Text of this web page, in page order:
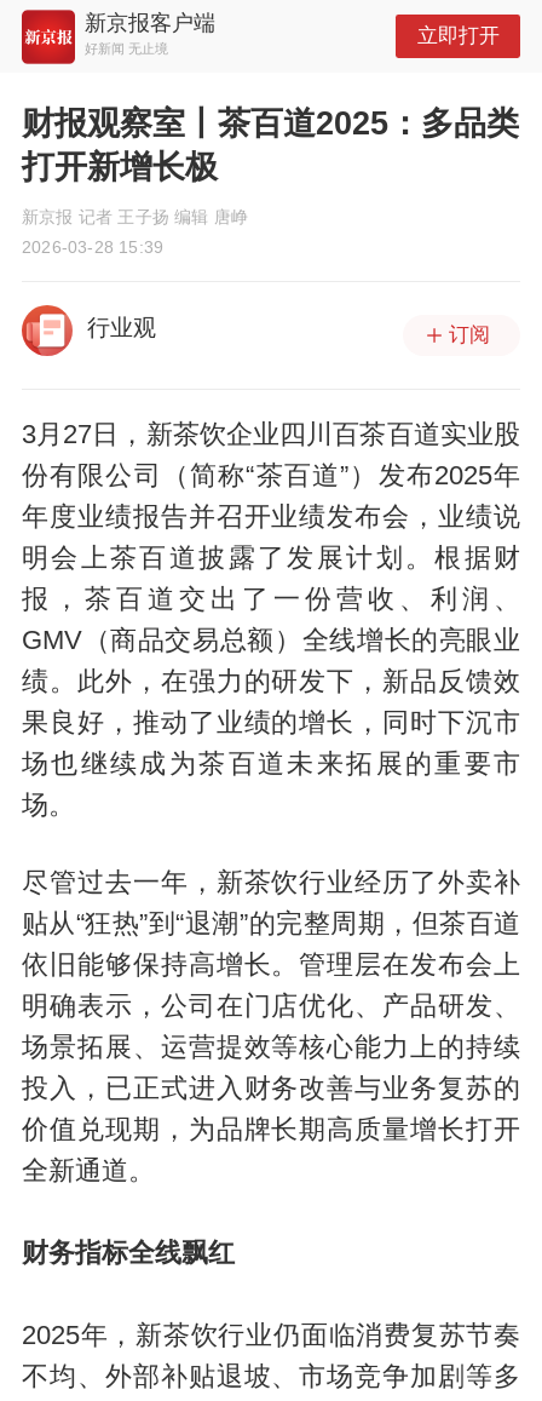
新京报客户端
好新闻 无止境
立即打开
财报观察室丨茶百道2025：多品类
打开新增长极
新京报 记者 王子扬 编辑 唐峥
2026-03-28 15:39
行业观 订阅
3月27日，新茶饮企业四川百茶百道实业股
份有限公司（简称“茶百道”）发布2025年
年度业绩报告并召开业绩发布会，业绩说
明会上茶百道披露了发展计划。根据财
报，茶百道交出了一份营收、利润、
GMV（商品交易总额）全线增长的亮眼业
绩。此外，在强力的研发下，新品反馈效
果良好，推动了业绩的增长，同时下沉市
场也继续成为茶百道未来拓展的重要市
场。
尽管过去一年，新茶饮行业经历了外卖补
贴从“狂热”到“退潮”的完整周期，但茶百道
依旧能够保持高增长。管理层在发布会上
明确表示，公司在门店优化、产品研发、
场景拓展、运营提效等核心能力上的持续
投入，已正式进入财务改善与业务复苏的
价值兑现期，为品牌长期高质量增长打开
全新通道。
财务指标全线飘红
2025年，新茶饮行业仍面临消费复苏节奏
不均、外部补贴退坡、市场竞争加剧等多